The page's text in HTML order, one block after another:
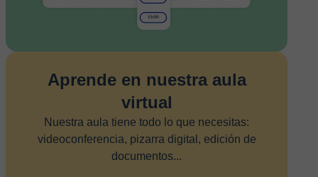
Aprende en nuestra aula
virtual
Nuestra aula tiene todo lo que necesitas:
videoconferencia, pizarra digital, edición de
documentos...